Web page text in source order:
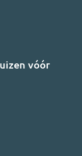
vóór